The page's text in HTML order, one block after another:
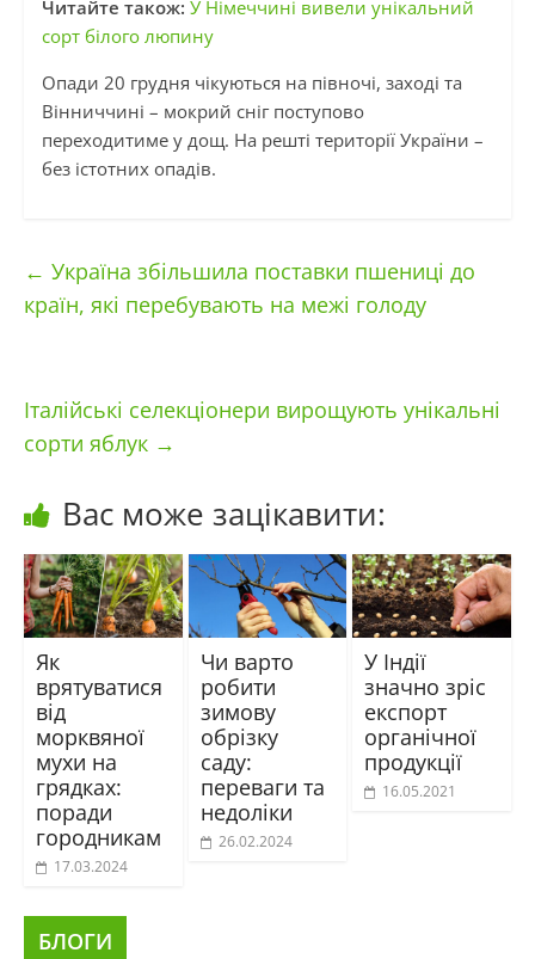
Читайте також: У Німеччині вивели унікальний
сорт білого люпину
Опади 20 грудня чікуються на півночі, заході та
Вінниччині – мокрий сніг поступово
переходитиме у дощ. На решті території України –
без істотних опадів.
← Україна збільшила поставки пшениці до
країн, які перебувають на межі голоду
Італійські селекціонери вирощують унікальні
сорти яблук →
Вас може зацікавити:
Як
врятуватися
від
морквяної
мухи на
грядках:
поради
городникам
17.03.2024
Чи варто
робити
зимову
обрізку
саду:
переваги та
недоліки
26.02.2024
У Індії
значно зріс
експорт
органічної
продукції
16.05.2021
БЛОГИ